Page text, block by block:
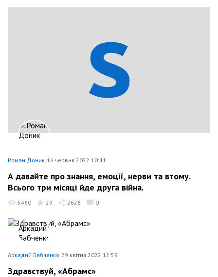
Роман Доник 16 червня 2022 10:41
А давайте про знання, емоції, нерви та втому.
Всього три місяці йде друга війна.
5460 29 2626 0
Аркадий Бабченко 29 квітня 2022 12:59
Здравствуй, «Абрамс»